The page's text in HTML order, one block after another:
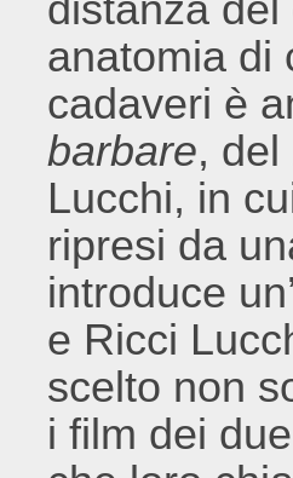
anatomia di
cadaveri è
barbare,
Lucchi, in
ripresi da
introduce
e Ricci
scelto non
i film dei